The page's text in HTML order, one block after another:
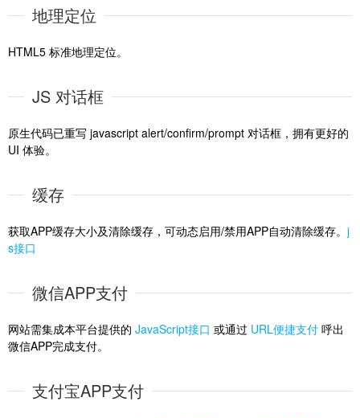
地理定位
HTML5 标准地理定位。
JS 对话框
原生代码已重写 javascript alert/confirm/prompt 对话框，拥有更好的
UI 体验。
缓存
获取APP缓存大小及清除缓存，可动态启用/禁用APP自动清除缓存。 j
s接口
微信APP支付
网站需集成本平台提供的 JavaScript接口 或通过 URL便捷支付 呼出
微信APP完成支付。
支付宝APP支付